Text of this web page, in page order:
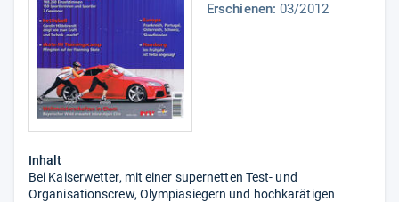
Erschienen: 03/2012
Inhalt
Bei Kaiserwetter, mit einer supernetten Test- und
Organisationscrew, Olympiasiegern und hochkarätigen